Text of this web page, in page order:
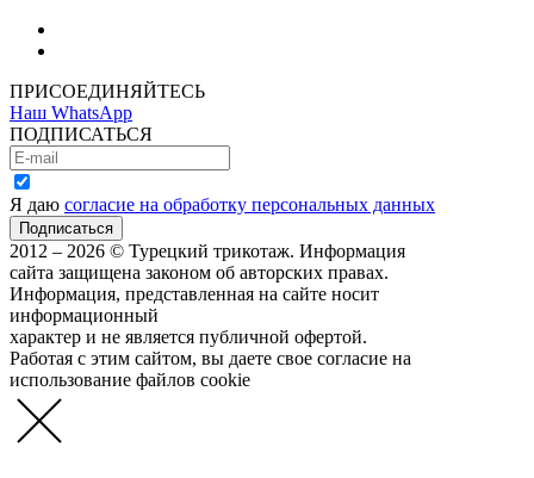
ПРИСОЕДИНЯЙТЕСЬ
Наш WhatsApp
ПОДПИСАТЬСЯ
Я даю согласие на обработку персональных данных
2012 – 2026 © Турецкий трикотаж. Информация
сайта защищена законом об авторских правах.
Информация, представленная на сайте носит
информационный
характер и не является публичной офертой.
Работая с этим сайтом, вы даете свое согласие на
использование файлов cookie